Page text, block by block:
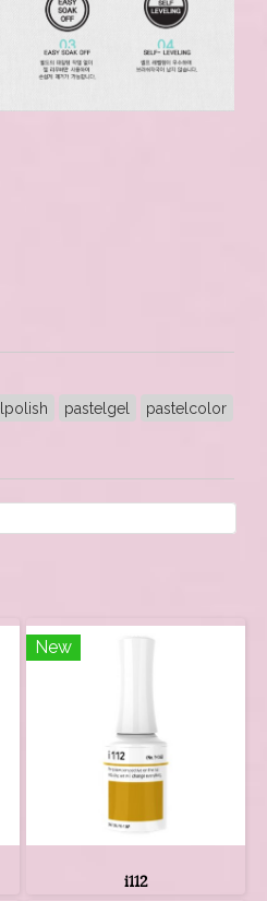
pastelgel pastelcolor
New
i112